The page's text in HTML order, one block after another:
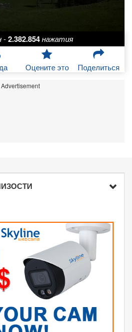
-2.382.854нажатия
Оцените это Поделиться
Advertisement